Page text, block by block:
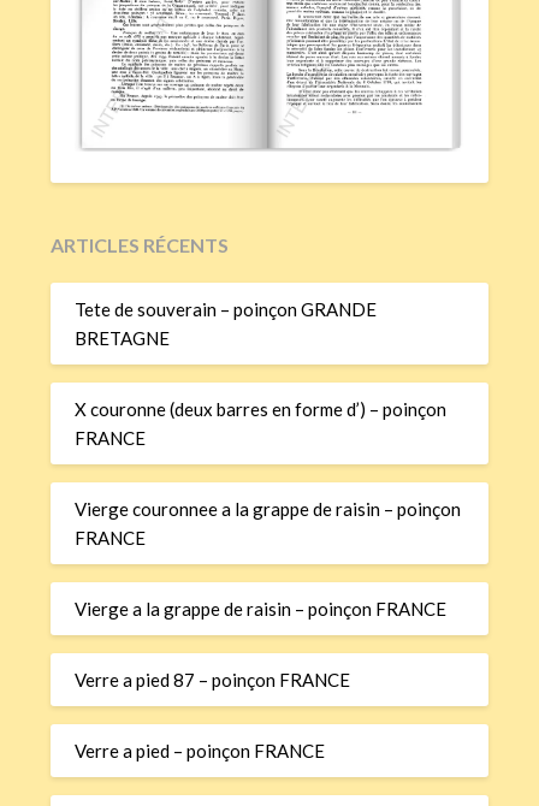
ARTICLES RÉCENTS
Tete de souverain – poinçon GRANDE
BRETAGNE
X couronne (deux barres en forme d’) – poinçon
FRANCE
Vierge couronnee a la grappe de raisin – poinçon
FRANCE
Vierge a la grappe de raisin – poinçon FRANCE
Verre a pied 87 – poinçon FRANCE
Verre a pied – poinçon FRANCE